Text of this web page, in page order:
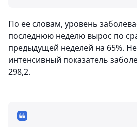
По ее словам, уровень
последнюю неделю вырос по
предыдущей неделей на 65%.
интенсивный показатель
298,2.